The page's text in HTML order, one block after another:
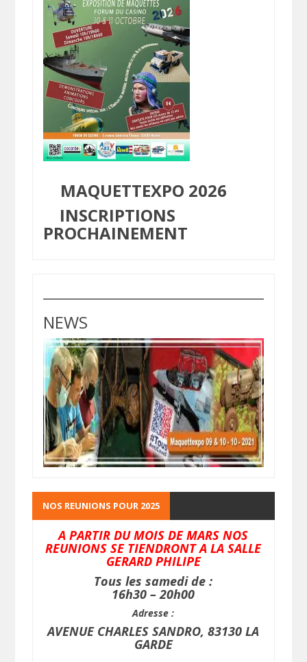
MAQUETTEXPO 2026
INSCRIPTIONS
PROCHAINEMENT
NEWS
NOS REUNIONS POUR 2025
A PARTIR DU MOIS DE MARS NOS
REUNIONS SE TIENDRONT A LA SALLE
GERARD PHILIPE
Tous les samedi de :
16h30 – 20h00
Adresse :
AVENUE CHARLES SANDRO, 83130 LA
GARDE